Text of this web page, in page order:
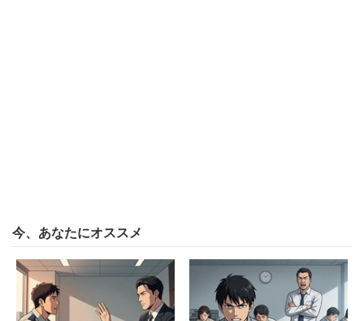
怒りを上手にコントロールする「アンガーマネジメント」
について書かれた書籍、『アンガーマネジメント・管理職
の教科書』（総合科学出版）には、感情的に怒るのではな
今、あなたにオススメ